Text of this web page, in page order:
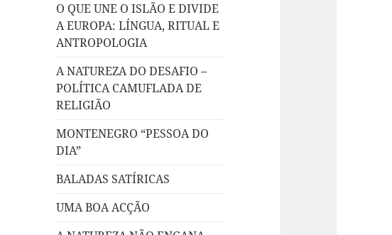
O QUE UNE O ISLÃO E DIVIDE
A EUROPA: LÍNGUA, RITUAL E
ANTROPOLOGIA
A NATUREZA DO DESAFIO –
POLÍTICA CAMUFLADA DE
RELIGIÃO
MONTENEGRO “PESSOA DO
DIA”
BALADAS SATÍRICAS
UMA BOA ACÇÃO